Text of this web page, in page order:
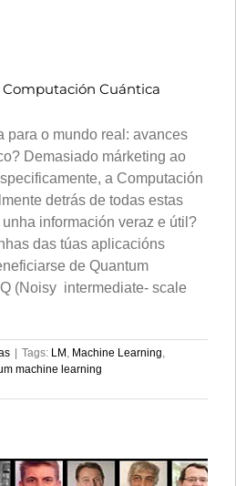
Computación Cuántica
para o mundo real: avances
Demasiado márketing ao
a Computación
detrás de todas estas
información veraz e útil?
das túas aplicacións
de Quantum
(Noisy intermediate- scale
| Tags: LM Machine Learning
machine learning